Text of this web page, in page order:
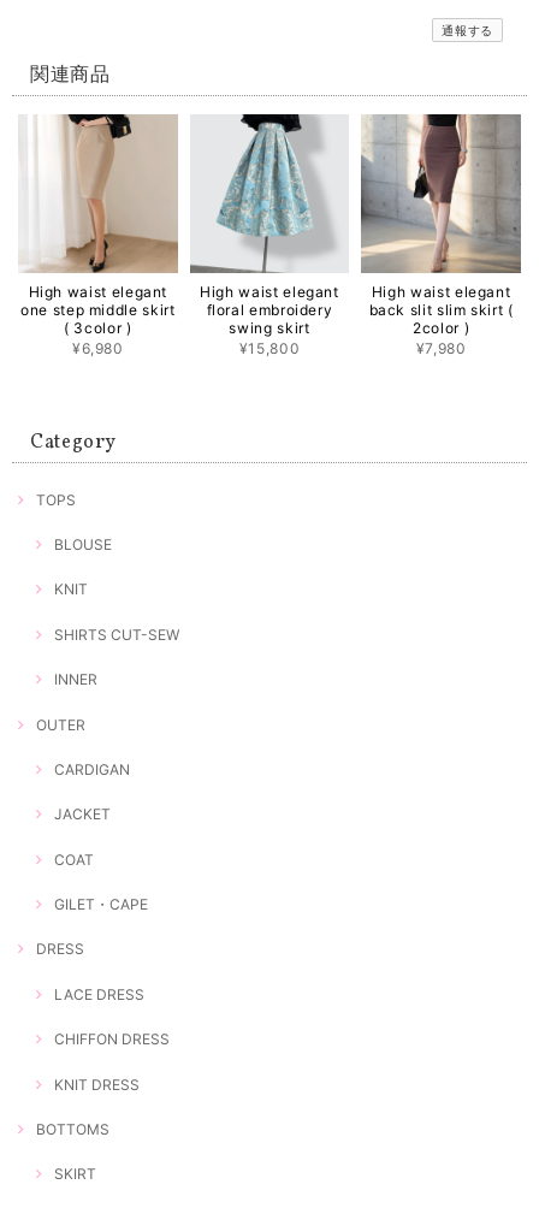
通報する
関連商品
High waist elegant
one step middle skirt
( 3color )
¥6,980
High waist elegant
floral embroidery
swing skirt
¥15,800
High waist elegant
back slit slim skirt (
2color )
¥7,980
Category
TOPS
BLOUSE
KNIT
SHIRTS CUT-SEW
INNER
OUTER
CARDIGAN
JACKET
COAT
GILET・CAPE
DRESS
LACE DRESS
CHIFFON DRESS
KNIT DRESS
BOTTOMS
SKIRT